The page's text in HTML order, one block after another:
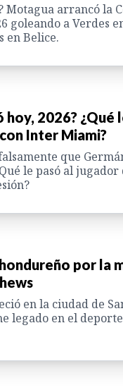
Motagua arrancó la
goleando a Verdes
en Belice.
2026? ¿Qué
Inter Miami?
que
le pasó al
por la
en la ciudad de
legado en el